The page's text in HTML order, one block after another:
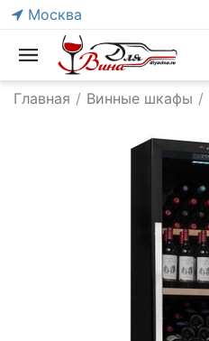
Москва
Главная / Винные шкафы /